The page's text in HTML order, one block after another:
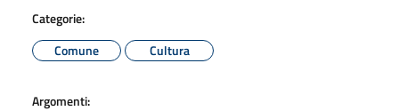
Categorie:
Comune
Cultura
Argomenti: